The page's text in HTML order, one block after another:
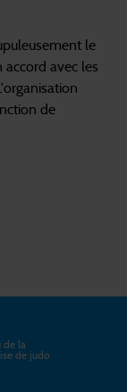
le
accord avec les
de
de la
de judo